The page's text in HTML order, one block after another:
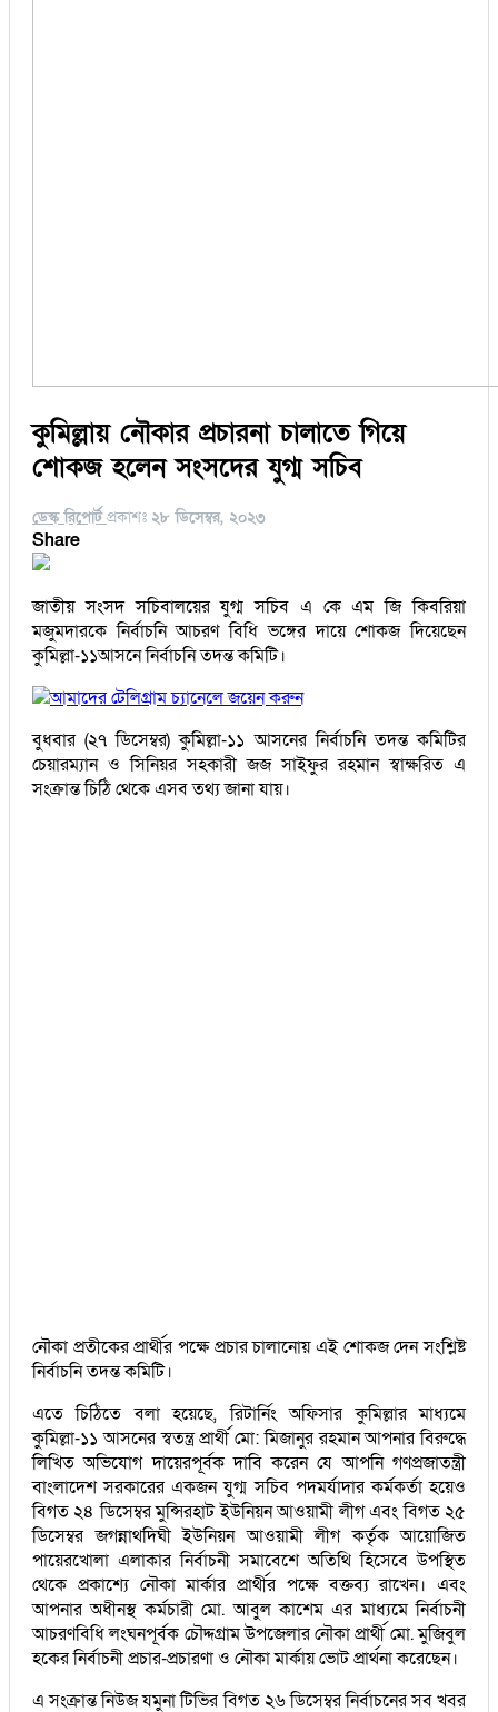
কুমিল্লায় নৌকার প্রচারনা চালাতে গিয়ে
শোকজ হলেন সংসদের যুগ্ম সচিব
ডেস্ক রিপোর্ট প্রকাশঃ ২৮ ডিসেম্বর, ২০২৩
Share
জাতীয় সংসদ সচিবালয়ের যুগ্ম সচিব এ কে এম জি কিবরিয়া
মজুমদারকে নির্বাচনি আচরণ বিধি ভঙ্গের দায়ে শোকজ দিয়েছেন
কুমিল্লা-১১আসনে নির্বাচনি তদন্ত কমিটি।
আমাদের টেলিগ্রাম চ্যানেলে জয়েন করুন
বুধবার (২৭ ডিসেম্বর) কুমিল্লা-১১ আসনের নির্বাচনি তদন্ত কমিটির
চেয়ারম্যান ও সিনিয়র সহকারী জজ সাইফুর রহমান স্বাক্ষরিত এ
সংক্রান্ত চিঠি থেকে এসব তথ্য জানা যায়।
নৌকা প্রতীকের প্রার্থীর পক্ষে প্রচার চালানোয় এই শোকজ দেন সংশ্লিষ্ট
নির্বাচনি তদন্ত কমিটি।
এতে চিঠিতে বলা হয়েছে, রিটার্নিং অফিসার কুমিল্লার মাধ্যমে
কুমিল্লা-১১ আসনের স্বতন্ত্র প্রার্থী মো: মিজানুর রহমান আপনার বিরুদ্ধে
লিখিত অভিযোগ দায়েরপূর্বক দাবি করেন যে আপনি গণপ্রজাতন্ত্রী
বাংলাদেশ সরকারের একজন যুগ্ম সচিব পদমর্যাদার কর্মকর্তা হয়েও
বিগত ২৪ ডিসেম্বর মুন্সিরহাট ইউনিয়ন আওয়ামী লীগ এবং বিগত ২৫
ডিসেম্বর জগন্নাথদিঘী ইউনিয়ন আওয়ামী লীগ কর্তৃক আয়োজিত
পায়েরখোলা এলাকার নির্বাচনী সমাবেশে অতিথি হিসেবে উপস্থিত
থেকে প্রকাশ্যে নৌকা মার্কার প্রার্থীর পক্ষে বক্তব্য রাখেন। এবং
আপনার অধীনস্থ কর্মচারী মো. আবুল কাশেম এর মাধ্যমে নির্বাচনী
আচরণবিধি লংঘনপূর্বক চৌদ্দগ্রাম উপজেলার নৌকা প্রার্থী মো. মুজিবুল
হকের নির্বাচনী প্রচার-প্রচারণা ও নৌকা মার্কায় ভোট প্রার্থনা করেছেন।
এ সংক্রান্ত নিউজ যমুনা টিভির বিগত ২৬ ডিসেম্বর নির্বাচনের সব খবর